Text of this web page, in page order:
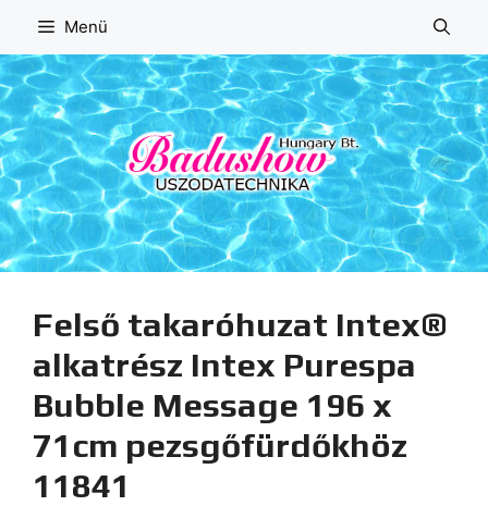
tartalomba
Menü
Felső takaróhuzat Intex®
alkatrész Intex Purespa
Bubble Message 196 x
71cm pezsgőfürdőkhöz
11841